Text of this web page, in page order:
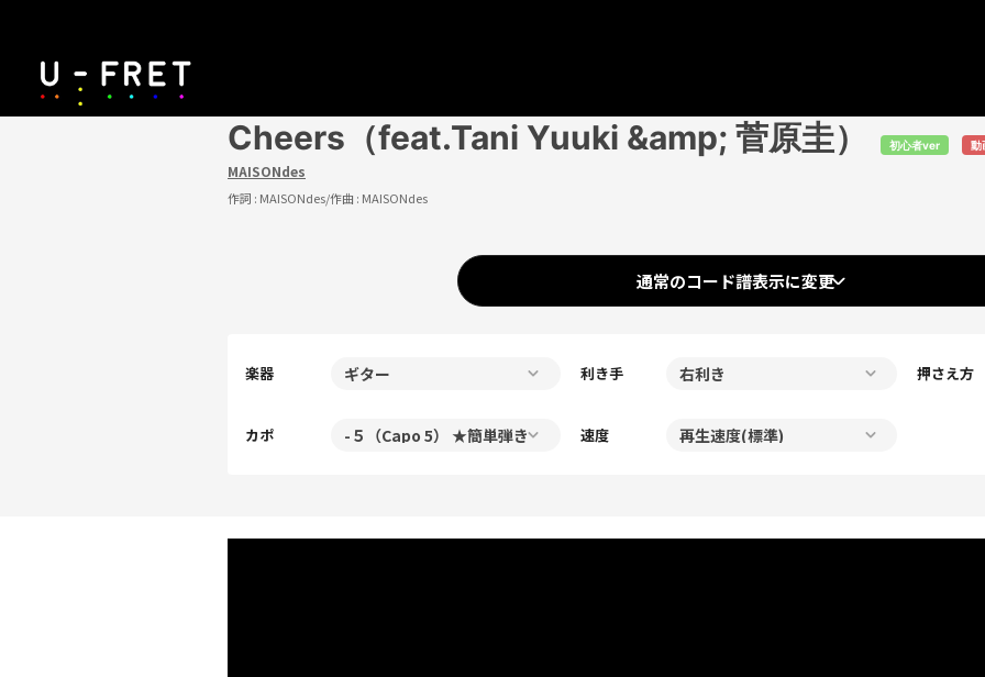
Cheers（feat.Tani Yuuki &amp; 菅原圭） 初心者ver 動
MAISONdes
作詞 : MAISONdes/作曲 : MAISONdes
通常のコード譜表示に変更
楽器 利き手 押さえ方
カポ 速度